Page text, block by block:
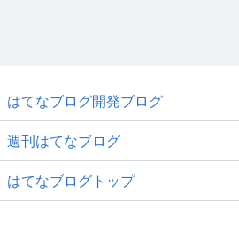
はてなブログ開発ブログ
週刊はてなブログ
はてなブログトップ